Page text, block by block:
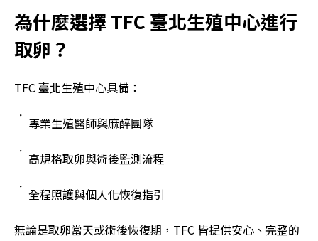
為什麼選擇 TFC 臺北生殖中心進行
取卵？
TFC 臺北生殖中心具備：
專業生殖醫師與麻醉團隊
高規格取卵與術後監測流程
全程照護與個人化恢復指引
無論是取卵當天或術後恢復期，TFC 皆提供安心、完整的